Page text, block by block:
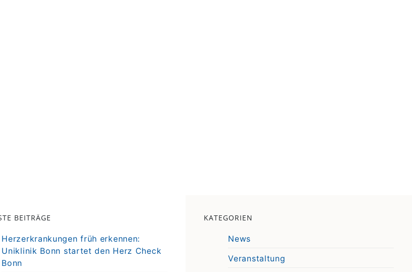
BEITRÄGE
Herzerkrankungen früh erkennen:
Uniklinik Bonn startet den Herz Check
Bonn
KATEGORIEN
News
Veranstaltung